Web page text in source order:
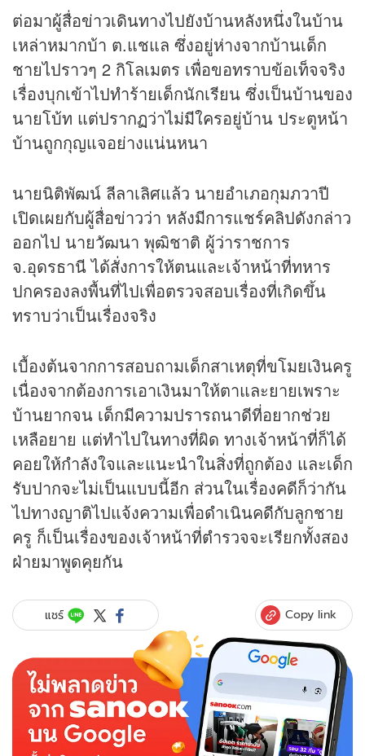
ต่อมาผู้สื่อข่าวเดินทางไปยังบ้านหลังหนึ่งในบ้าน
เหล่าหมากบ้า ต.แชแล ซึ่งอยู่ห่างจากบ้านเด็ก
ชายไปราวๆ 2 กิโลเมตร เพื่อขอทราบข้อเท็จจริง
เรื่องบุกเข้าไปทำร้ายเด็กนักเรียน ซึ่งเป็นบ้านของ
นายโบ้ท แต่ปรากฏว่าไม่มีใครอยู่บ้าน ประตูหน้า
บ้านถูกกุญแจอย่างแน่นหนา
นายนิติพัฒน์ ลีลาเลิศแล้ว นายอำเภอกุมภวาปี
เปิดเผยกับผู้สื่อข่าวว่า หลังมีการแชร์คลิปดังกล่าว
ออกไป นายวัฒนา พุฒิชาติ ผู้ว่าราชการ
จ.อุดรธานี ได้สั่งการให้ตนและเจ้าหน้าที่ทหาร
ปกครองลงพื้นที่ไปเพื่อตรวจสอบเรื่องที่เกิดขึ้น
ทราบว่าเป็นเรื่องจริง
เบื้องต้นจากการสอบถามเด็กสาเหตุที่ขโมยเงินครู
เนื่องจากต้องการเอาเงินมาให้ตาและยายเพราะ
บ้านยากจน เด็กมีความปรารถนาดีที่อยากช่วย
เหลือยาย แต่ทำไปในทางที่ผิด ทางเจ้าหน้าที่ก็ได้
คอยให้กำลังใจและแนะนำในสิ่งที่ถูกต้อง และเด็ก
รับปากจะไม่เป็นแบบนี้อีก ส่วนในเรื่องคดีก็ว่ากัน
ไปทางญาติไปแจ้งความเพื่อดำเนินคดีกับลูกชาย
ครู ก็เป็นเรื่องของเจ้าหน้าที่ตำรวจจะเรียกทั้งสอง
ฝ่ายมาพูดคุยกัน
แชร์ Copy link